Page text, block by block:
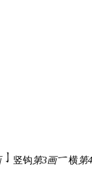
竖钩第3画 横第